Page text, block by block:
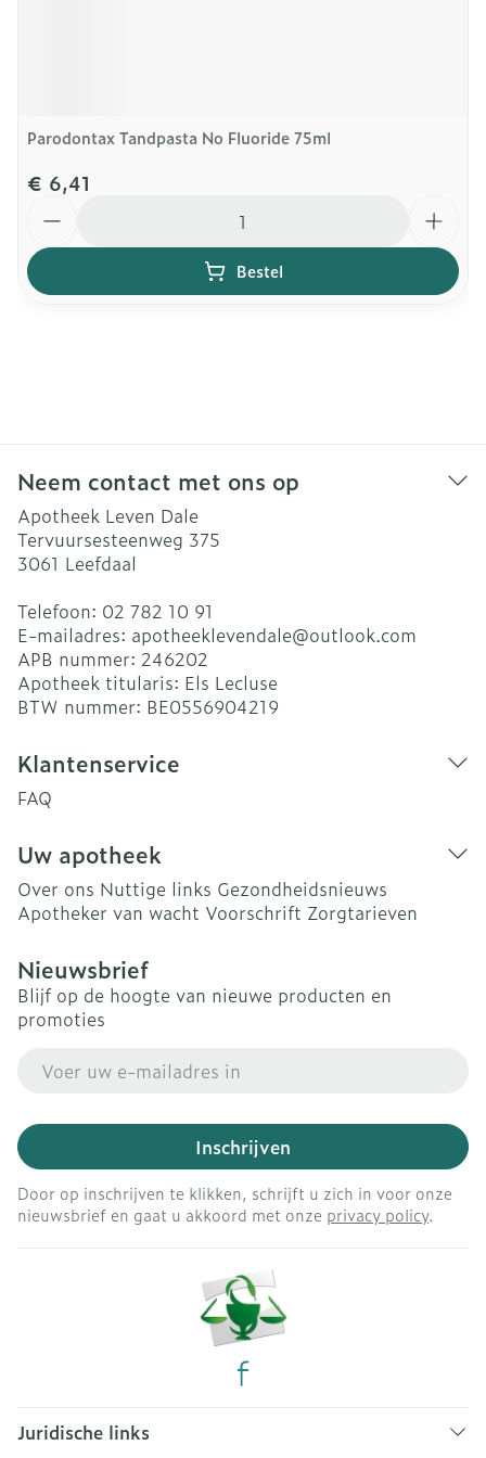
Parodontax Tandpasta No Fluoride 75ml
€ 6,41
Bestel
Neem contact met ons op
Apotheek Leven Dale
Tervuursesteenweg 375
3061 Leefdaal
Telefoon: 02 782 10 91
E-mailadres: apotheeklevendale@outlook.com
APB nummer: 246202
Apotheek titularis: Els Lecluse
BTW nummer: BE0556904219
Klantenservice
FAQ
Uw apotheek
Over ons Nuttige links Gezondheidsnieuws
Apotheker van wacht Voorschrift Zorgtarieven
Nieuwsbrief
Blijf op de hoogte van nieuwe producten en
promoties
Inschrijven
Door op inschrijven te klikken, schrijft u zich in voor onze
nieuwsbrief en gaat u akkoord met onze privacy policy.
Juridische links